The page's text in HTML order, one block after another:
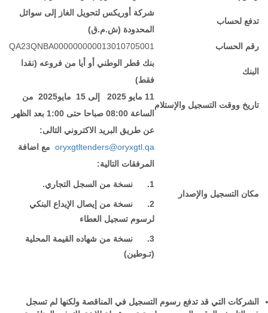
تدفع لحساب
شركة أوريكس لتحويل الغاز إلى سوائل
المحدودة (ش.م.ق)
رقم الحساب
QA23QNBA000000000013010705001
البنك
بنك قطر الوطني أو أيا من فروعه (نقدا
فقط)
تاريخ ووقت التسجيل والإستلام
11 مايو 2025 إلى 15 مايو2025 من
الساعة 08:00 صباحا حتى 1:00 بعد الظهر
مكان التسجيل والإصدار
عن طريق البريد الاكتروني التالى:
oryxgtltenders@oryxgtl.qa مع اضافة
المرفقات التالية:
1. نسخة من السجل التجاري.
2.
نسخة من إيصال الإيداع البنكي
لرسوم تسجيل العطاء
3. نسخة من شهاده القيمة المحلية
(تـوطين)
الشركات التي قد تدفع رسوم التسجيل في المناقصة ولكنها لم تسجل